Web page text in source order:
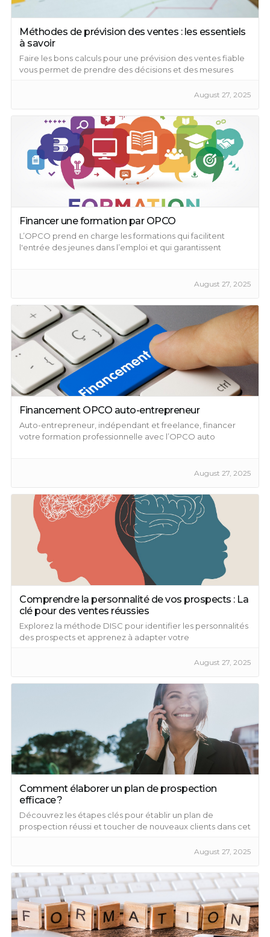
Méthodes de prévision des ventes : les essentiels
à savoir
Faire les bons calculs pour une prévision des ventes fiable
vous permet de prendre des décisions et des mesures
August 27, 2025
Financer une formation par OPCO
L’OPCO prend en charge les formations qui facilitent
l'entrée des jeunes dans l’emploi et qui garantissent
August 27, 2025
Financement OPCO auto-entrepreneur
Auto-entrepreneur, indépendant et freelance, financer
votre formation professionnelle avec l’OPCO auto
August 27, 2025
Comprendre la personnalité de vos prospects : La
clé pour des ventes réussies
Explorez la méthode DISC pour identifier les personnalités
des prospects et apprenez à adapter votre
August 27, 2025
Comment élaborer un plan de prospection
efficace ?
Découvrez les étapes clés pour établir un plan de
prospection réussi et toucher de nouveaux clients dans cet
August 27, 2025